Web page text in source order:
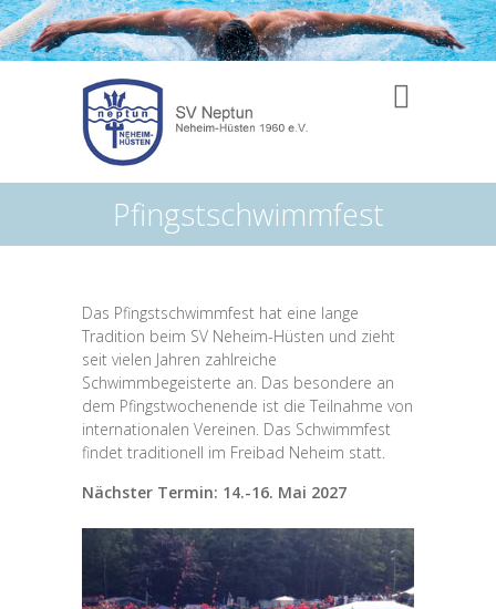
Pfingstschwimmfest
Das Pfingstschwimmfest hat eine lange
Tradition beim SV Neheim-Hüsten und zieht
seit vielen Jahren zahlreiche
Schwimmbegeisterte an. Das besondere an
dem Pfingstwochenende ist die Teilnahme von
internationalen Vereinen. Das Schwimmfest
findet traditionell im Freibad Neheim statt.
Nächster Termin: 14.-16. Mai 2027